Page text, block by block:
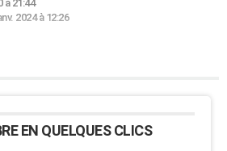
à 21:44
2024 à 12:26
EN QUELQUES CLICS